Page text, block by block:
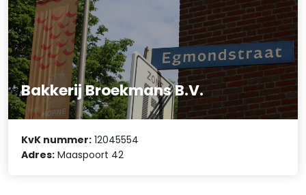
Bakkerij Broekmans B.V.
KvK nummer: 12045554
Adres: Maaspoort 42